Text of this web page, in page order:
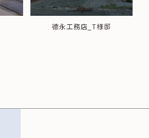
德永工務店_T様邸